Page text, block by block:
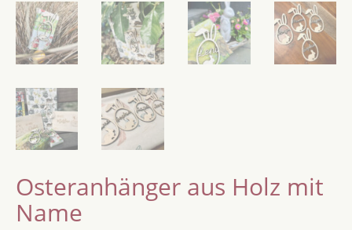
Osteranhänger aus Holz mit
Name